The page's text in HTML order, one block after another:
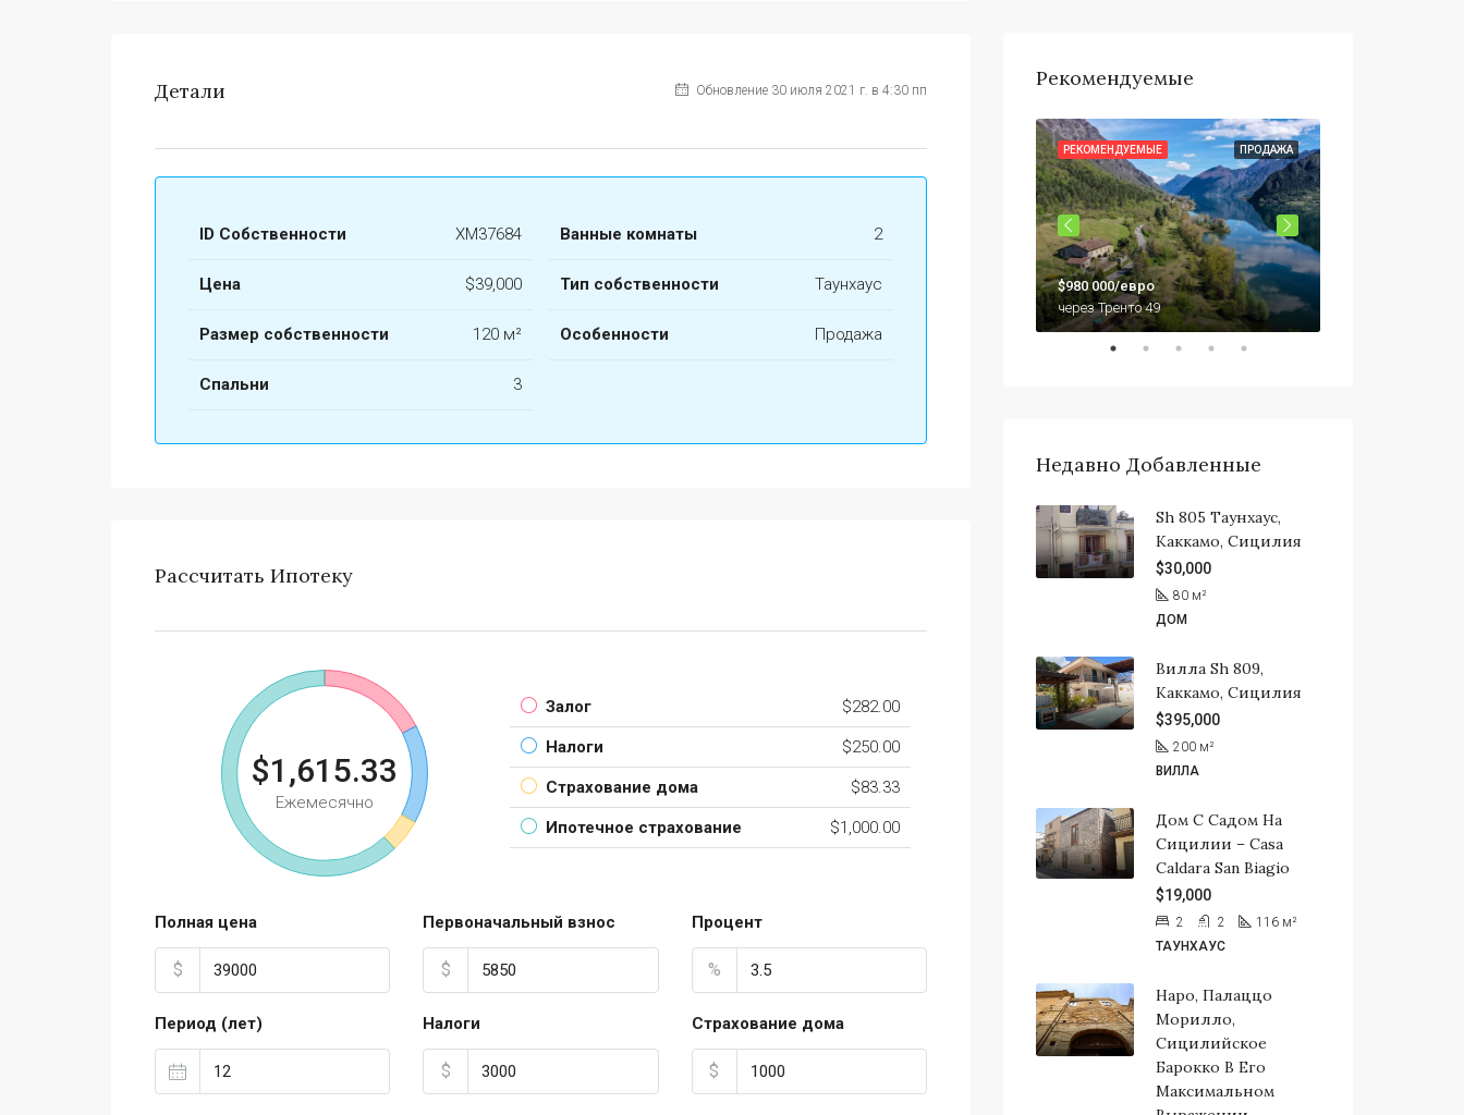
Детали Обновление 30 июля 2021 г. в 4:30 пп
ID Собственности ХМ37684
Цена $39,000
Размер собственности 120 м²
Спальни 3
Ванные комнаты 2
Тип собственности Таунхаус
Особенности Продажа
Рассчитать Ипотеку
$1,615.33
Ежемесячно
Залог $282.00
Налоги $250.00
Страхование дома $83.33
Ипотечное страхование $1,000.00
Полная цена
$
Первоначальный взнос
$
Процент
%
Период (лет) Налоги
$
Страхование дома
$
Рекомендуемые
РЕКОМЕНДУЕМЫЕ
$139,000
ПРОДАЖА
РЕКОМЕНДУЕМЫЕ
$980 000/евро
через Тренто 49
Недавно Добавленные
Sh 805 Таунхаус,
Каккамо, Сицилия
$30,000
80 м²
ДОМ
Вилла Sh 809,
Каккамо, Сицилия
$395,000
200 м²
ВИЛЛА
Дом С Садом На
Сицилии – Casa
Caldara San Biagio
$19,000
2 2 116 м²
ТАУНХАУС
Наро, Палаццо
Морилло,
Сицилийское
Барокко В Его
Максимальном